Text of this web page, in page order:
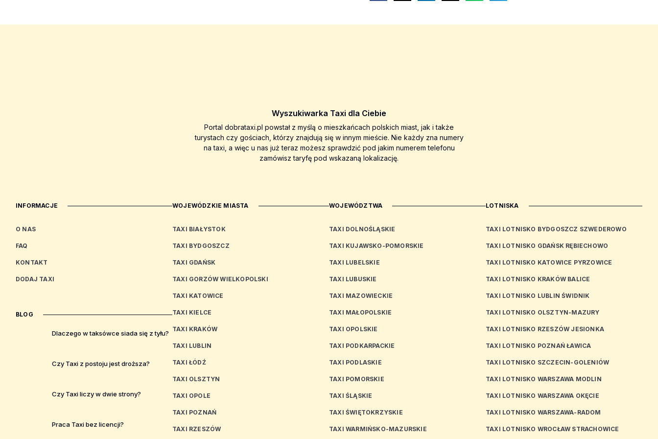
Wyszukiwarka Taxi dla Ciebie
Portal dobrataxi.pl powstał z myślą o mieszkańcach polskich miast, jak i także
turystach czy gościach, którzy znajdują się w innym mieście. Nie każdy zna numery
na taxi, a więc u nas już teraz możesz sprawdzić pod jakim numerem telefonu
zamówisz taryfę pod wskazaną lokalizację.
INFORMACJE
O NAS
FAQ
KONTAKT
DODAJ TAXI
BLOG
Dlaczego w taksówce siada się z tyłu?
Czy Taxi z postoju jest droższa?
Czy Taxi liczy w dwie strony?
Praca Taxi bez licencji?
WOJEWÓDZKIE MIASTA
TAXI BIAŁYSTOK
TAXI BYDGOSZCZ
TAXI GDAŃSK
TAXI GORZÓW WIELKOPOLSKI
TAXI KATOWICE
TAXI KIELCE
TAXI KRAKÓW
TAXI LUBLIN
TAXI ŁÓDŹ
TAXI OLSZTYN
TAXI OPOLE
TAXI POZNAŃ
TAXI RZESZÓW
WOJEWÓDZTWA
TAXI DOLNOŚLĄSKIE
TAXI KUJAWSKO-POMORSKIE
TAXI LUBELSKIE
TAXI LUBUSKIE
TAXI MAZOWIECKIE
TAXI MAŁOPOLSKIE
TAXI OPOLSKIE
TAXI PODKARPACKIE
TAXI PODLASKIE
TAXI POMORSKIE
TAXI ŚLĄSKIE
TAXI ŚWIĘTOKRZYSKIE
TAXI WARMIŃSKO-MAZURSKIE
LOTNISKA
TAXI LOTNISKO BYDGOSZCZ SZWEDEROWO
TAXI LOTNISKO GDAŃSK RĘBIECHOWO
TAXI LOTNISKO KATOWICE PYRZOWICE
TAXI LOTNISKO KRAKÓW BALICE
TAXI LOTNISKO LUBLIN ŚWIDNIK
TAXI LOTNISKO OLSZTYN-MAZURY
TAXI LOTNISKO RZESZÓW JESIONKA
TAXI LOTNISKO POZNAŃ ŁAWICA
TAXI LOTNISKO SZCZECIN-GOLENIÓW
TAXI LOTNISKO WARSZAWA MODLIN
TAXI LOTNISKO WARSZAWA OKĘCIE
TAXI LOTNISKO WARSZAWA-RADOM
TAXI LOTNISKO WROCŁAW STRACHOWICE